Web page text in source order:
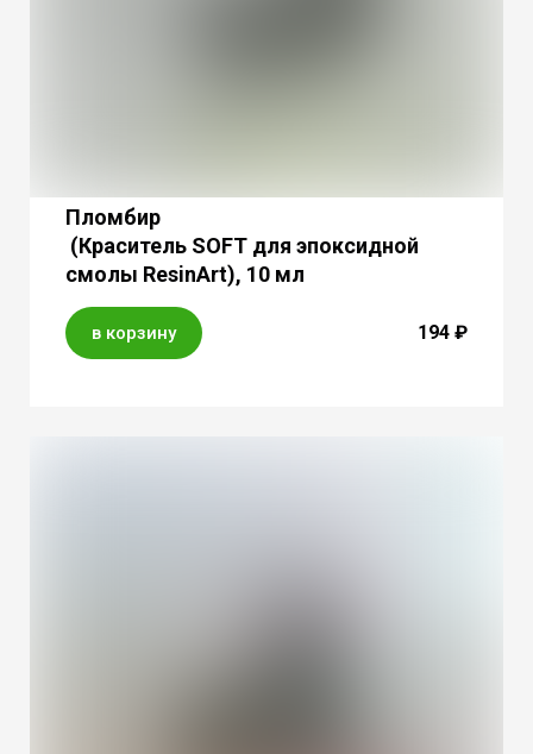
Пломбир
(Краситель SOFT для эпоксидной
смолы ResinArt), 10 мл
в корзину 194 ₽